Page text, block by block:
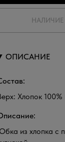
НАЛИЧИЕ
ОПИСАНИЕ
Хлопок
из хлопка с